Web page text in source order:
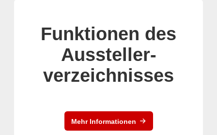
Funktionen des
Aussteller-
verzeichnisses
Mehr Informationen